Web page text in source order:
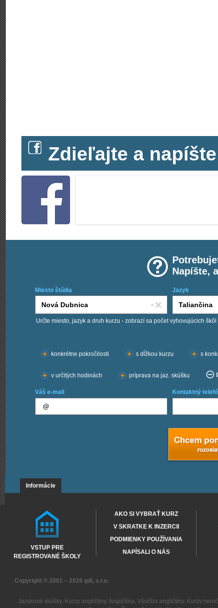
Zdieľajte a
Napíšte,
Miesto štúdia Jazyk
Určte miesto, jazyk a druh kurzu - zobrazí sa počet vyhovujúcich škôl
konkrétne pokročilosti
s dĺžkou kurzu s
v určitých hodinách príprava na jaz. skúšku
Váš e-mail Kontaktný
Informácie
VSTUP PRE
REGISTROVANÉ ŠKOLY
AKO SI VYBRAŤ KURZ
V SKRATKE K INZERCII
PODMIENKY POUŽÍVANIA
NAPÍSALI O NÁS
Copyright © 2001 – 2026 gdi, s.r.o.
Jazykové skúšky, Kurzy angličtiny, Angličtina, Výučba angličtiny, Kurzy